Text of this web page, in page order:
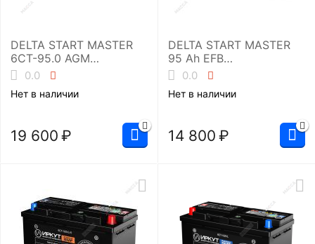
DELTA START MASTER
6CT-95.0 AGM
(L5/850EN)
батарея
0.0
Нет в наличии
19 600 ₽
DELTA START MASTER
95 Ah EFB
(L5/900A)Аккумуляторн
0.0
Нет в наличии
14 800 ₽